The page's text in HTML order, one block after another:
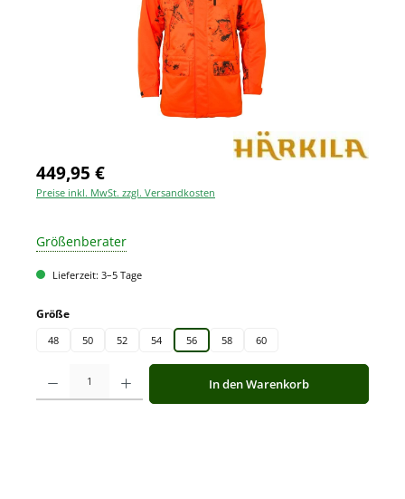
449,95 €
Preise inkl. MwSt. zzgl. Versandkosten
Größenberater
Lieferzeit: 3–5 Tage
Größeauswählen
48 50 52 54 56 58 60
Produkt Anzahl: Gib den gewünschten Wert ein oder benutze die
In den Warenkorb